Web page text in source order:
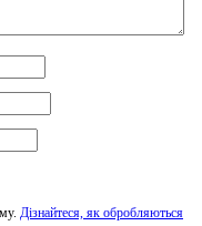
Дізнайтеся, як обробляються